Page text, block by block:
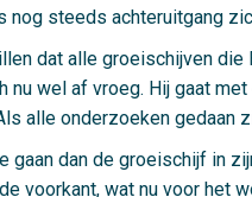
steeds achteruitgang
dat alle groeischijven
wel af vroeg. Hij gaat
alle onderzoeken
gaan dan de groeischijf in
voorkant, wat nu voor